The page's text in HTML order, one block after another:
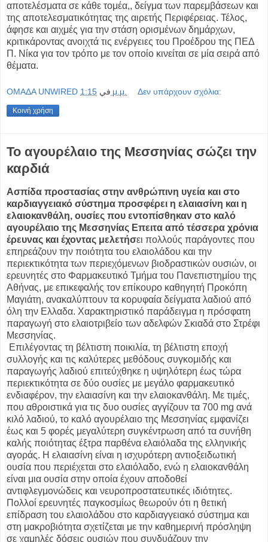
αποτελέσματα σε κάθε τομέα,, δείγμα των παρεμβάσεων και
της αποτελεσματικότητας της αιρετής Περιφέρειας. Τέλος,
άφησε και αιχμές για την στάση ορισμένων δημάρχων,
κριτικάροντας ανοιχτά τις ενέργειες του Προέδρου της ΠΕΔ
Π. Νίκα για τον τρόπο με τον οποίο κινείται σε μία σειρά από
θέματα.
OMAΔΑ UNWIRED في 1:15 μ.μ. Δεν υπάρχουν σχόλια:
Κοινή χρήση
Το αγουρέλαιο της Μεσσηνίας σώζει την
καρδιά
Ασπίδα προστασίας στην ανθρώπινη υγεία και στο
καρδιαγγειακό σύστημα προσφέρει η ελαιασίνη και η
ελαιοκανθάλη, ουσίες που εντοπίσθηκαν στο καλό
αγουρέλαιο της Μεσσηνίας Επειτα από τέσσερα χρόνια
έρευνας και έχοντας μελετήσει πολλούς παράγοντες που
επηρεάζουν την ποιότητα του ελαιολάδου και την
περιεκτικότητα των περιεχόμενων βιοδραστικών ουσιών, οι
ερευνητές στο Φαρμακευτικό Τμήμα του Πανεπιστημίου της
Αθήνας, με επικεφαλής τον επίκουρο καθηγητή Προκόπη
Μαγιάτη, ανακαλύπτουν τα κορυφαία δείγματα λαδιού από
όλη την Ελλαδα. Χαρακτηριστικό παράδειγμα η πρόσφατη
παραγωγή στο ελαιοτριβείο των αδελφών Σκιαδά στο Στρέφι
Μεσσηνίας.
Επιλέγοντας τη βέλτιστη ποικιλία, τη βέλτιστη εποχή
συλλογής και τις καλύτερες μεθόδους συγκομιδής και
παραγωγής λαδιού επιτεύχθηκε η υψηλότερη έως τώρα
περιεκτικότητα σε δύο ουσίες με μεγάλο φαρμακευτικό
ενδιαφέρον, την ελαιασίνη και την ελαιοκανθάλη. Με τιμές,
που αθροιστικά για τις δυο ουσίες αγγίζουν τα 700 mg ανά
κιλό λαδιού, το καλό αγουρέλαιο της Μεσσηνίας εμφανίζει
έως και 5 φορές μεγαλύτερη συγκέντρωση από τα συνήθη
καλής ποιότητας έξτρα παρθένα ελαιόλαδα της ελληνικής
αγοράς. Η ελαιασίνη είναι η ισχυρότερη αντιοξειδωτική
ουσία που περιέχεται στο ελαιόλαδο, ενώ η ελαιοκανθάλη
είναι μια ουσία στην οποία έχουν αποδοθεί
αντιφλεγμονώδεις και νευροπροστατευτικές ιδιότητες.
Πολλοί ερευνητές παγκοσμίως θεωρούν ότι η θετική
επίδραση του ελαιολάδου στο καρδιαγγειακό σύστημα και
στη μακροβιότητα σχετίζεται με την καθημερινή πρόσληψη
σε χαμηλές δόσεις ουσιών που συνδυάζουν την